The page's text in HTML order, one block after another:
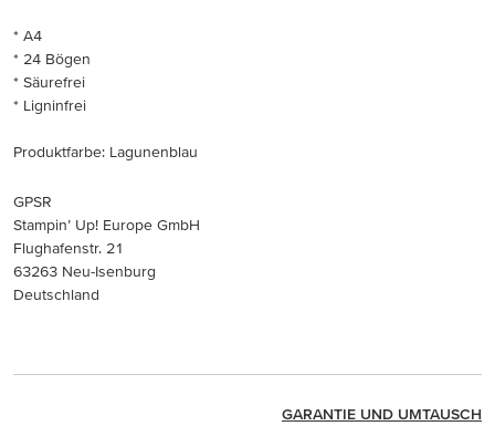
* A4
* 24 Bögen
* Säurefrei
* Ligninfrei
Produktfarbe: Lagunenblau
GPSR
Stampin’ Up! Europe GmbH
Flughafenstr. 21
63263 Neu-Isenburg
Deutschland
GARANTIE UND UMTAUSCH